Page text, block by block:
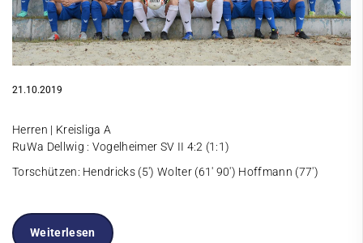
21.10.2019
Herren | Kreisliga A
RuWa Dellwig : Vogelheimer SV II 4:2 (1:1)
Torschützen: Hendricks (5') Wolter (61' 90') Hoffmann (77')
Weiterlesen